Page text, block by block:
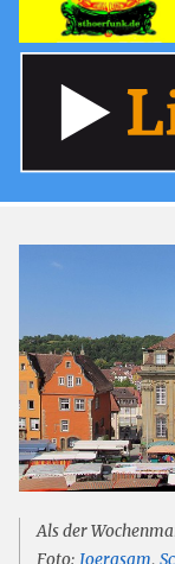
Als der
Foto: Joergsam,